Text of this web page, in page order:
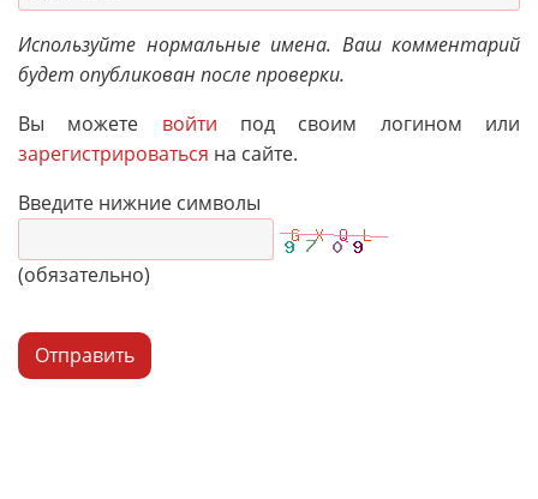
Используйте нормальные имена. Ваш комментарий
будет опубликован после проверки.
Вы можете войти под своим логином или
зарегистрироваться на сайте.
Введите нижние символы
(обязательно)
Отправить